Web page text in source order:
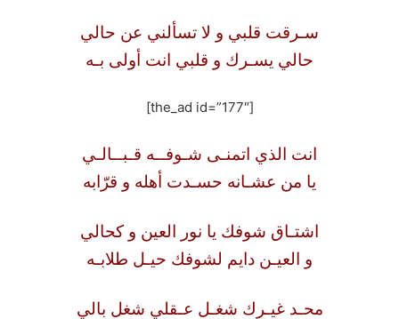
سـرقت قلبي و لا تسألني عن حالي
حالي يسـرك و قلبي انت أولى بـه
[the_ad id=”177″]
انت الذي اتمنـى شـوفــه قـبــالـي
يا من عشـانه حسـدت أهله و قرّابه
اشتـاق شوفك يا نور العين و كحالي
و العيـن دايم لشوفك حيـل طلابـه
محـد غيـرك شغـل عـقلي شغل بالي